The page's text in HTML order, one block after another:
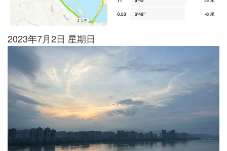
2023年7月2日 星期日